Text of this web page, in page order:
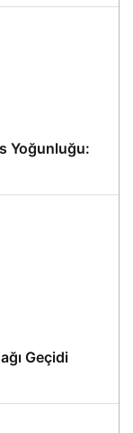
Yoğunluğu:
Geçidi